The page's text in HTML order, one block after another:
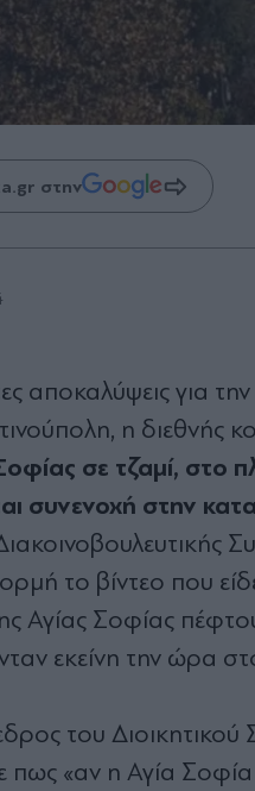
στην
αποκαλύψεις για την
η διεθνής
σε τζαμί, στο
συνενοχή στην
το βίντεο που
Αγίας Σοφίας
εκείνη την ώρα
του
πως «αν η Αγία